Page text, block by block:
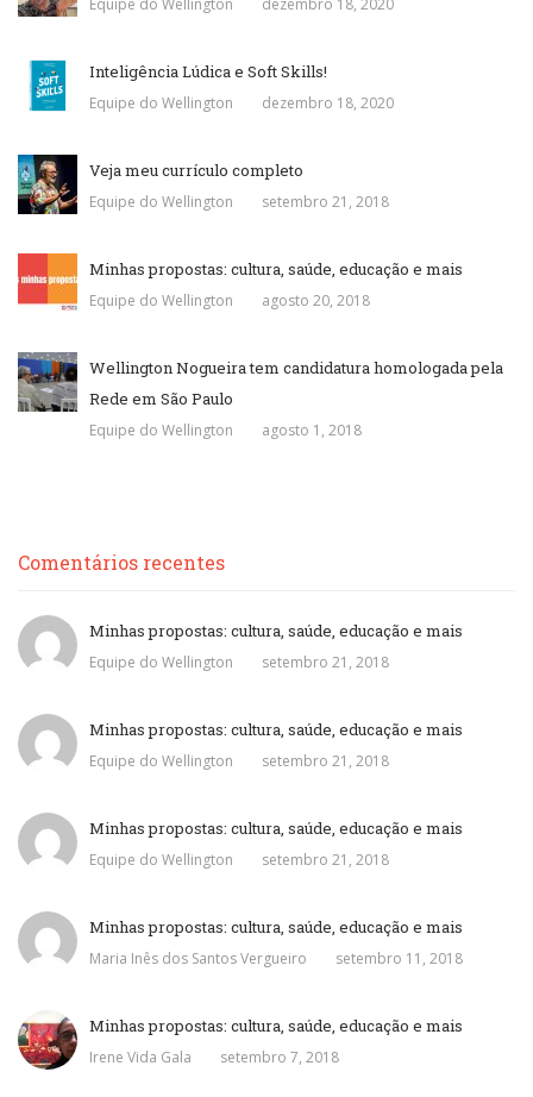
Equipe do Wellington dezembro 18, 2020
Inteligência Lúdica e Soft Skills!
Equipe do Wellington dezembro 18, 2020
Veja meu currículo completo
Equipe do Wellington setembro 21, 2018
Minhas propostas: cultura, saúde, educação e mais
Equipe do Wellington agosto 20, 2018
Wellington Nogueira tem candidatura homologada pela
Rede em São Paulo
Equipe do Wellington agosto 1, 2018
Comentários recentes
Minhas propostas: cultura, saúde, educação e mais
Equipe do Wellington setembro 21, 2018
Minhas propostas: cultura, saúde, educação e mais
Equipe do Wellington setembro 21, 2018
Minhas propostas: cultura, saúde, educação e mais
Equipe do Wellington setembro 21, 2018
Minhas propostas: cultura, saúde, educação e mais
Maria Inês dos Santos Vergueiro setembro 11, 2018
Minhas propostas: cultura, saúde, educação e mais
Irene Vida Gala setembro 7, 2018